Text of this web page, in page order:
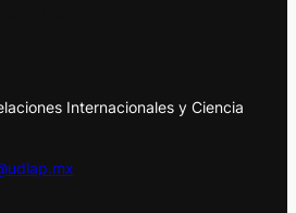
Internacionales y Ciencia